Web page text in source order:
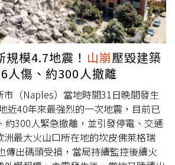
人須具備犬隻飼養能力及愛護動物觀
後續追蹤訪視作業，消防局將依申請
力、居住環境及其他相關條件進行綜
寄養家庭，期盼讓每一位曾經守護生
休後獲得最溫暖的照顧，享有幸福且
申請於115年8月31日截止，有意願
業規定後，下載並填寫申請書電傳消
害搶救科隊員朱先生電話：02-2729-
箱：ts6547@gov.taipei或郵寄臺北市
臺北市信義區松仁路1號8樓 災害
載網址：
模4.7地震！ 山崩壓毀建築
傷、約300人撤離
市（Naples）當地時間31日晚間發生
近40年來最強烈的一次地震，目前已
約300人緊急撤離，並引發停電、交通
洲最大火山口所在地的坎皮佛萊格瑞
傳出碼頭受損，當局持續監控後續火